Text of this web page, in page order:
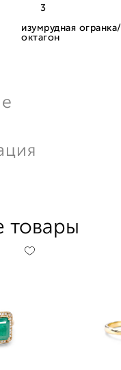
3
изумрудная огранка/
октагон
товары